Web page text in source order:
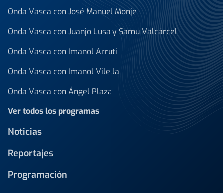
Onda Vasca con José Manuel Monje
Onda Vasca con Juanjo Lusa y Samu Valcárcel
Onda Vasca con Imanol Arruti
Onda Vasca con Imanol Vilella
Onda Vasca con Ángel Plaza
Ver todos los programas
Noticias
Reportajes
Programación